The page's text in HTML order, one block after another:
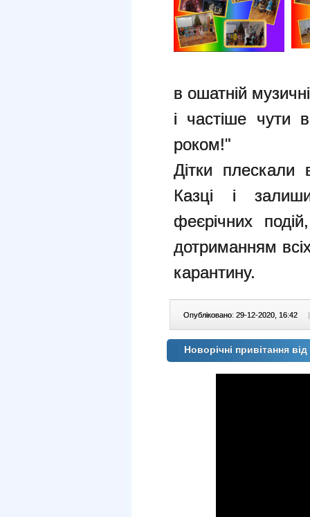
в ошатній
і частіше чути
роком!"
Дітки плескали
Казці і
феєрічних
дотриманням
карантину.
Опубліковано: 29-12-2020, 16:42 |
Новорічні привітання